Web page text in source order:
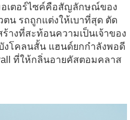
อเตอร์ไซค์คือสัญลักษณ์ของ
น รถถูกแต่งให้เบาที่สุด ตัด
ร้างที่สะท้อนความเป็นเจ้าของ
งโคลนสั้น แฮนด์ยกกำลังพอดี
ที่ให้กลิ่นอายคัสตอมคลาส